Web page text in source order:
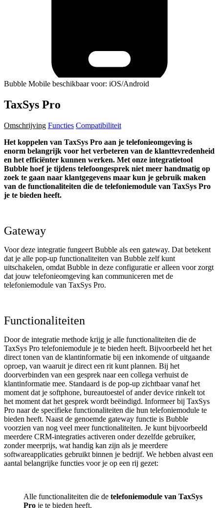
Bubble Mobile beschikbaar voor: iOS/Android
TaxSys Pro
Omschrijving Functies Compatibiliteit
Het koppelen van TaxSys Pro aan je telefonieomgeving is
enorm belangrijk voor het verbeteren van de klanttevredenheid
en het efficiënter kunnen werken. Met onze integratietool
Bubble hoef je tijdens telefoongesprek niet meer handmatig op
zoek te gaan naar klantgegevens maar kun je gebruik maken
van de functionaliteiten die de telefoniemodule van TaxSys Pro
je te bieden heeft.
Gateway
Voor deze integratie fungeert Bubble als een gateway. Dat betekent
dat je alle pop-up functionaliteiten van Bubble zelf kunt
uitschakelen, omdat Bubble in deze configuratie er alleen voor zorgt
dat jouw telefonieomgeving kan communiceren met de
telefoniemodule van TaxSys Pro.
Functionaliteiten
Door de integratie methode krijg je alle functionaliteiten die de
TaxSys Pro telefoniemodule je te bieden heeft. Bijvoorbeeld het het
direct tonen van de klantinformatie bij een inkomende of uitgaande
oproep, van waaruit je direct een rit kunt plannen. Bij het
doorverbinden van een gesprek naar een collega verhuist de
klantinformatie mee. Standaard is de pop-up zichtbaar vanaf het
moment dat je softphone, bureautoestel of ander device rinkelt tot
het moment dat het gesprek wordt beëindigd. Informeer bij TaxSys
Pro naar de specifieke functionaliteiten die hun telefoniemodule te
bieden heeft. Naast de genoemde gateway functie is Bubble
voorzien van nog veel meer functionaliteiten. Je kunt bijvoorbeeld
meerdere CRM-integraties activeren onder dezelfde gebruiker,
zonder meerprijs, wat handig kan zijn als je meerdere
softwareapplicaties gebruikt binnen je bedrijf. We hebben alvast een
aantal belangrijke functies voor je op een rij gezet:
Alle functionaliteiten die de telefoniemodule van TaxSys
Pro je te bieden heeft.